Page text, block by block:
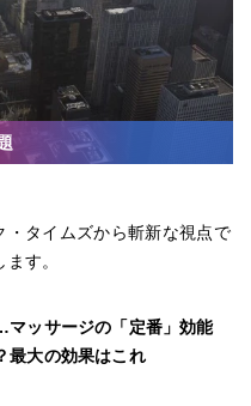
タイムズから斬新な視点で
す。
ッサージの「定番」効能
最大の効果はこれ